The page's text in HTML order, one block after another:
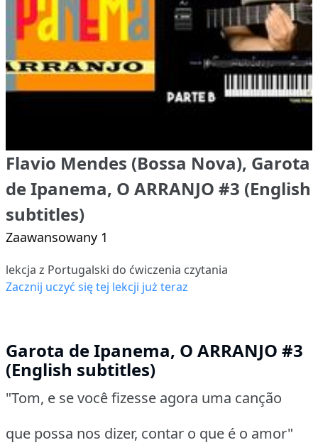
Flavio Mendes (Bossa Nova), Garota
de Ipanema, O ARRANJO #3 (English
subtitles)
Zaawansowany 1
lekcja z Portugalski do ćwiczenia czytania
Zacznij uczyć się tej lekcji już teraz
Garota de Ipanema, O ARRANJO #3
(English subtitles)
"Tom, e se você fizesse agora uma canção
que possa nos dizer, contar o que é o amor"